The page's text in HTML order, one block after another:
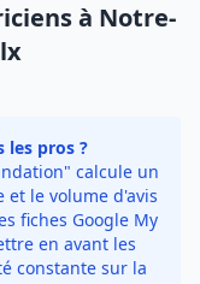
à Notre-
les pros ?
calcule un
et le volume d'avis
fiches Google My
en avant les
constante sur la